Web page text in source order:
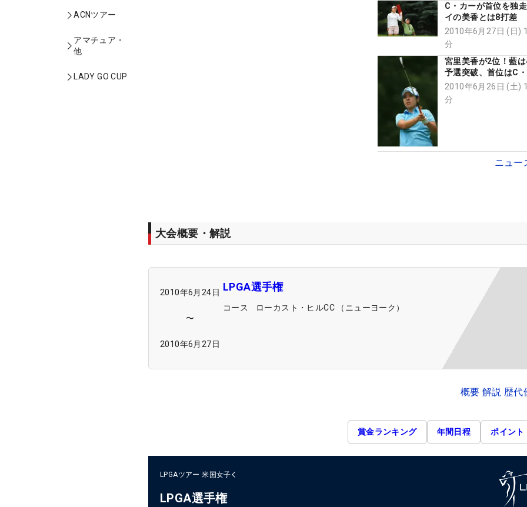
ACNツアー
アマチュア・
他
LADY GO CUP
C・カーが首位を独
イの美香とは8打差
2010年6月27日 (日)
分
宮里美香が2位！藍
予選突破、首位はC
2010年6月26日 (土)
分
ニュー
大会概要・解説
2010年6月24日
〜
2010年6月27日
LPGA選手権
コース ローカスト・ヒルCC （ニューヨーク）
概要 解説 歴代
賞金ランキング 年間日程 ポイント
LPGAツアー 米国女子
LPGA選手権